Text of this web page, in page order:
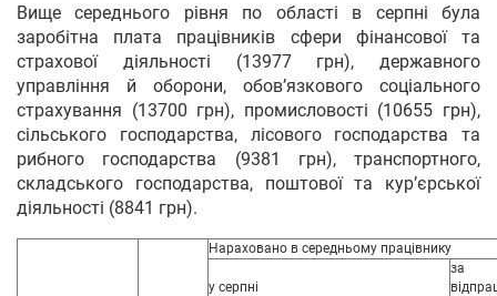
Вище середнього рівня по області в серпні була
заробітна плата працівників сфери фінансової та
страхової діяльності (13977 грн), державного
управління й оборони, обов’язкового соціального
страхування (13700 грн), промисловості (10655 грн),
сільського господарства, лісового господарства та
рибного господарства (9381 грн), транспортного,
складського господарства, поштової та кур’єрської
діяльності (8841 грн).
Нараховано в середньому працівнику
у серпні
за